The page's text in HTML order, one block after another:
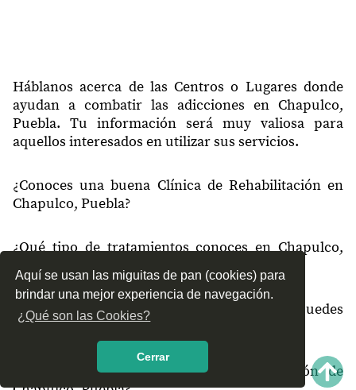
Aquí se usan las miguitas de pan (cookies) para
brindar una mejor experiencia de navegación.
¿Qué son las Cookies?
Cerrar
Háblanos acerca de las Centros o Lugares donde
ayudan a combatir las adicciones en Chapulco,
Puebla. Tu información será muy valiosa para
aquellos interesados en utilizar sus servicios.
¿Conoces una buena Clínica de Rehabilitación en
Chapulco, Puebla?
¿Qué tipo de tratamientos conoces en Chapulco,
Puebla?
¿Cómo es el servicio de las Clínicas que puedes
encontrar en Chapulco, Puebla?
¿Recomiendas las Clínicas de Rehabilitación de